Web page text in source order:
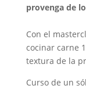
provenga de
Con el
cocinar carne
textura de la
Curso de un